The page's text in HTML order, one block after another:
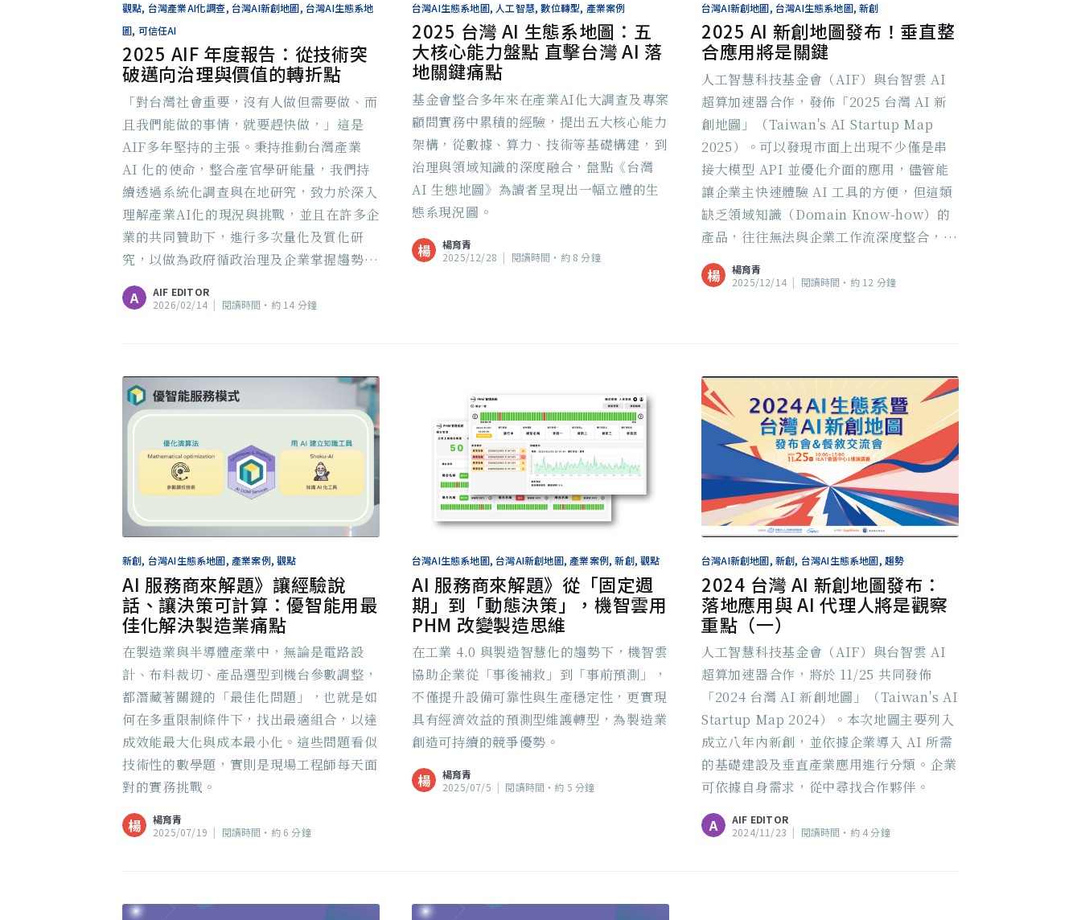
觀點, 台灣產業AI化調查, 台灣AI新創地圖, 台灣AI生態系地
圖, 可信任AI
2025 AIF 年度報告：從技術突
破邁向治理與價值的轉折點
「對台灣社會重要，沒有人做但需要做、而
且我們能做的事情，就要趕快做，」這是
AIF多年堅持的主張。秉持推動台灣產業
AI 化的使命，整合產官學研能量，我們持
續透過系統化調查與在地研究，致力於深入
理解產業AI化的現況與挑戰，並且在許多企
業的共同贊助下，進行多次量化及質化研
究，以做為政府循政治理及企業掌握趨勢的
重要依據。
A
AIF EDITOR
2026/02/14 | 閱讀時間‧約 14 分鐘
台灣AI生態系地圖, 人工智慧, 數位轉型, 產業案例
2025 台灣 AI 生態系地圖：五
大核心能力盤點 直擊台灣 AI 落
地關鍵痛點
基金會整合多年來在產業AI化大調查及專案
顧問實務中累積的經驗，提出五大核心能力​
架構，從數據、算力、技術等基礎構建，到
治理與領域知識的深度融合，盤點《台灣
AI 生態地圖》為讀者呈現出一幅立體的生
態系現況圖。
楊
楊育青
2025/12/28 | 閱讀時間‧約 8 分鐘
台灣AI新創地圖, 台灣AI生態系地圖, 新創
2025 AI 新創地圖發布！垂直整
合應用將是關鍵
人工智慧科技基金會（AIF）與台智雲 AI
超算加速器合作，發佈「2025 台灣 AI 新
創地圖」（Taiwan's AI Startup Map
2025）。可以發現市面上出現不少僅是串
接大模型 API 並優化介面的應用，儘管能
讓企業主快速體驗 AI 工具的方便，但這類
缺乏領域知識（Domain Know-how）的
產品，往往無法與企業工作流深度整合，也
就難以解決實際痛點。如何在熱潮中去偽存
真，辨識出具備真實落地能力的技術，將是
楊
楊育青
2025/12/14 | 閱讀時間‧約 12 分鐘
新創, 台灣AI生態系地圖, 產業案例, 觀點
AI 服務商來解題》讓經驗說
話、讓決策可計算：優智能用最
佳化解決製造業痛點
在製造業與半導體產業中，無論是電路設
計、布料裁切、產品選型到機台參數調整，
都潛藏著關鍵的「最佳化問題」，也就是如
何在多重限制條件下，找出最適組合，以達
成效能最大化與成本最小化。這些問題看似
技術性的數學題，實則是現場工程師每天面
對的實務挑戰。
楊
楊育青
2025/07/19 | 閱讀時間‧約 6 分鐘
台灣AI生態系地圖, 台灣AI新創地圖, 產業案例, 新創, 觀點
AI 服務商來解題》從「固定週
期」到「動態決策」，機智雲用
PHM 改變製造思維
在工業 4.0 與製造智慧化的趨勢下，機智雲
協助企業從「事後補救」到「事前預測」，
不僅提升設備可靠性與生產穩定性，更實現
具有經濟效益的預測型維護轉型，為製造業
創造可持續的競爭優勢。
楊
楊育青
2025/07/5 | 閱讀時間‧約 5 分鐘
台灣AI新創地圖, 新創, 台灣AI生態系地圖, 趨勢
2024 台灣 AI 新創地圖發布：
落地應用與 AI 代理人將是觀察
重點（一）
人工智慧科技基金會（AIF）與台智雲 AI
超算加速器合作，將於 11/25 共同發佈
「2024 台灣 AI 新創地圖」（Taiwan's AI
Startup Map 2024）。本次地圖主要列入
成立八年內新創，並依據企業導入 AI 所需
的基礎建設及垂直產業應用進行分類。企業
可依據自身需求，從中尋找合作夥伴。
A
AIF EDITOR
2024/11/23 | 閱讀時間‧約 4 分鐘